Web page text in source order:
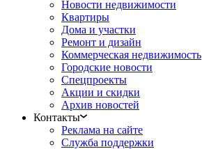
Новости недвижимости
Квартиры
Дома и участки
Ремонт и дизайн
Коммерческая недвижимость
Городские новости
Спецпроекты
Акции и скидки
Архив новостей
Контакты
Реклама на сайте
Служба поддержки